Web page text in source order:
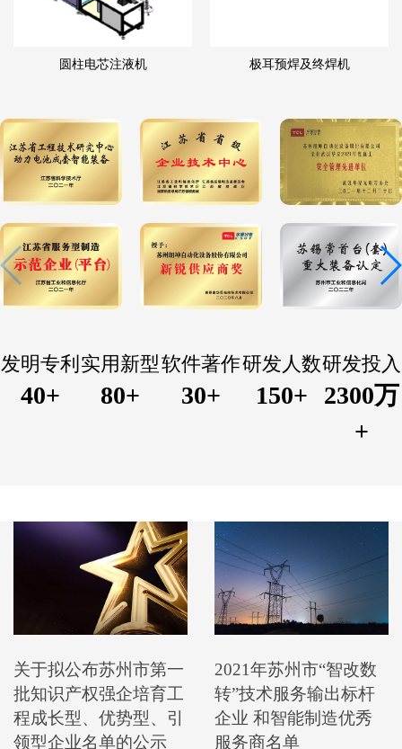
圆柱电芯注液机 极耳预焊及终焊机
发明专利
40+
实用新型
80+
软件著作
30+
研发人数
150+
研发投入
2300万
+
关于拟公布苏州市第一
批知识产权强企培育工
程成长型、优势型、引
领型企业名单的公示
2021年苏州市“智改数
转”技术服务输出标杆
企业 和智能制造优秀
服务商名单